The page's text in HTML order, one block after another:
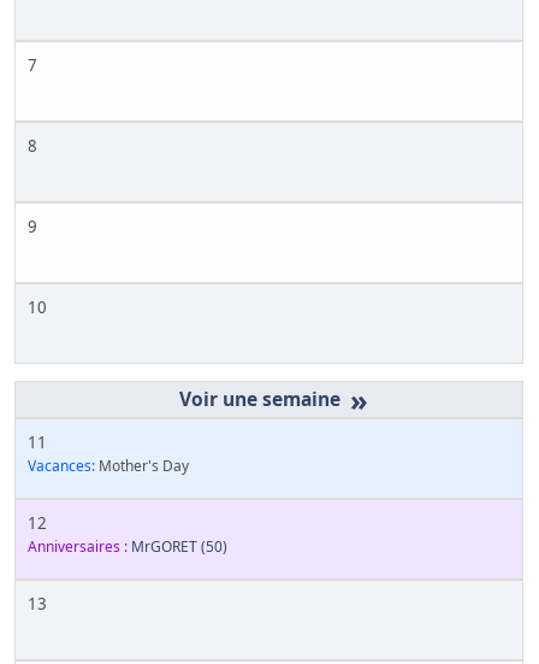
7
8
9
10
»
11
Vacances: Mother's Day
12
Anniversaires : MrGORET(50)
13